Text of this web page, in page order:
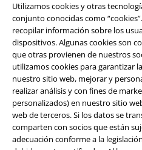
Utilizamos cookies y otras
conjunto conocidas como
recopilar información sobre los
dispositivos. Algunas cookies son
que otras provienen de nuestros
utilizamos cookies para garantizar
nuestro sitio web, mejorar y
realizar análisis y con fines de
personalizados) en nuestro sitio
web de terceros. Si los datos se
comparten con socios que están
adecuación conforme a la
A Warner Music